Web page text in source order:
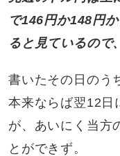
で146円か148円
ると見ているので
書いたその日のう
本来ならば翌12日
が、あいにく当方
とができず。